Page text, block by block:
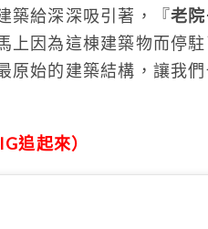
築給深深吸引著，『老
上因為這棟建築物而停
原始的建築結構，讓我
追起來）